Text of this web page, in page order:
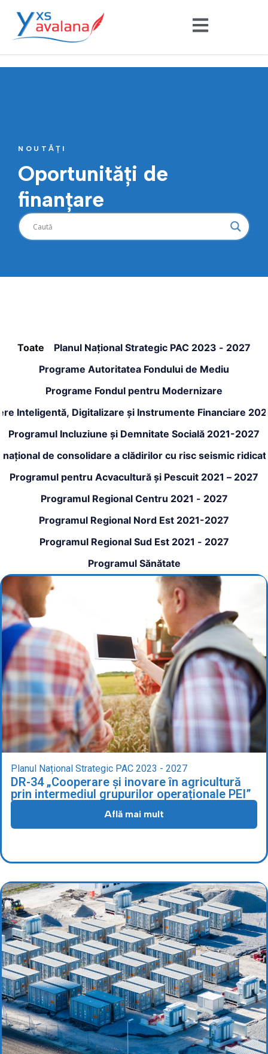
NOUTĂȚI
Oportunități de
finanțare
Planul Național Strategic PAC 2023 - 2027
Programe Autoritatea Fondului de Mediu
Programe Fondul pentru Modernizare
Inteligentă, Digitalizare și Instrumente Financiare
Programul Incluziune și Demnitate Socială 2021-2027
de consolidare a clădirilor cu risc seismic ridicat
Programul pentru Acvacultură și Pescuit 2021 – 2027
Programul Regional Centru 2021 - 2027
Programul Regional Nord Est 2021-2027
Programul Regional Sud Est 2021 - 2027
Programul Sănătate
Toate
Planul Național Strategic PAC 2023 - 2027
DR-34 „Cooperare și inovare în agricultură
prin intermediul grupurilor operaționale PEI”
Află mai mult